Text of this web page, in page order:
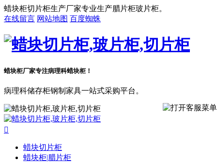
蜡块柜切片柜生产厂家专业生产腊片柜玻片柜。
在线留言 网站地图 百度蜘蛛
蜡块柜厂家专注病理科蜡块柜！
病理科储存柜钢制家具一站式采购平台。

蜡块切片柜
蜡块柜|腊片柜